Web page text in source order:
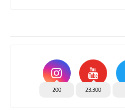
23,300
200